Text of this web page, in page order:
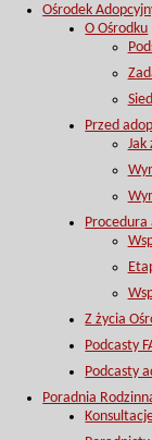
Ośrodek
O Ośrodku
Przed
Jak
Procedura
Z życia
Podcasty
Podcasty
Poradnia